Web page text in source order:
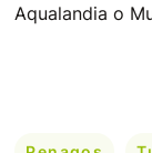
Aqualandia o